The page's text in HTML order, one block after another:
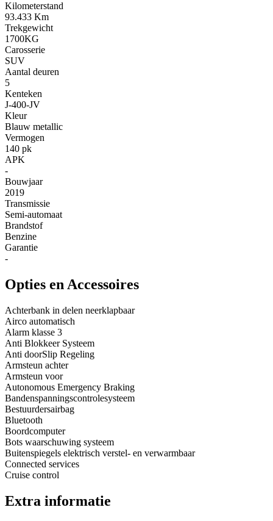
Kilometerstand
93.433 Km
Trekgewicht
1700KG
Carosserie
SUV
Aantal deuren
5
Kenteken
J-400-JV
Kleur
Blauw metallic
Vermogen
140 pk
APK
-
Bouwjaar
2019
Transmissie
Semi-automaat
Brandstof
Benzine
Garantie
-
Opties en Accessoires
Achterbank in delen neerklapbaar
Airco automatisch
Alarm klasse 3
Anti Blokkeer Systeem
Anti doorSlip Regeling
Armsteun achter
Armsteun voor
Autonomous Emergency Braking
Bandenspanningscontrolesysteem
Bestuurdersairbag
Bluetooth
Boordcomputer
Bots waarschuwing systeem
Buitenspiegels elektrisch verstel- en verwarmbaar
Connected services
Cruise control
Extra informatie